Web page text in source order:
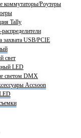
коммутаторы/Роутеры
Tally
захвата USB/PCIE
свет
LED
светом DMX
Accsoon